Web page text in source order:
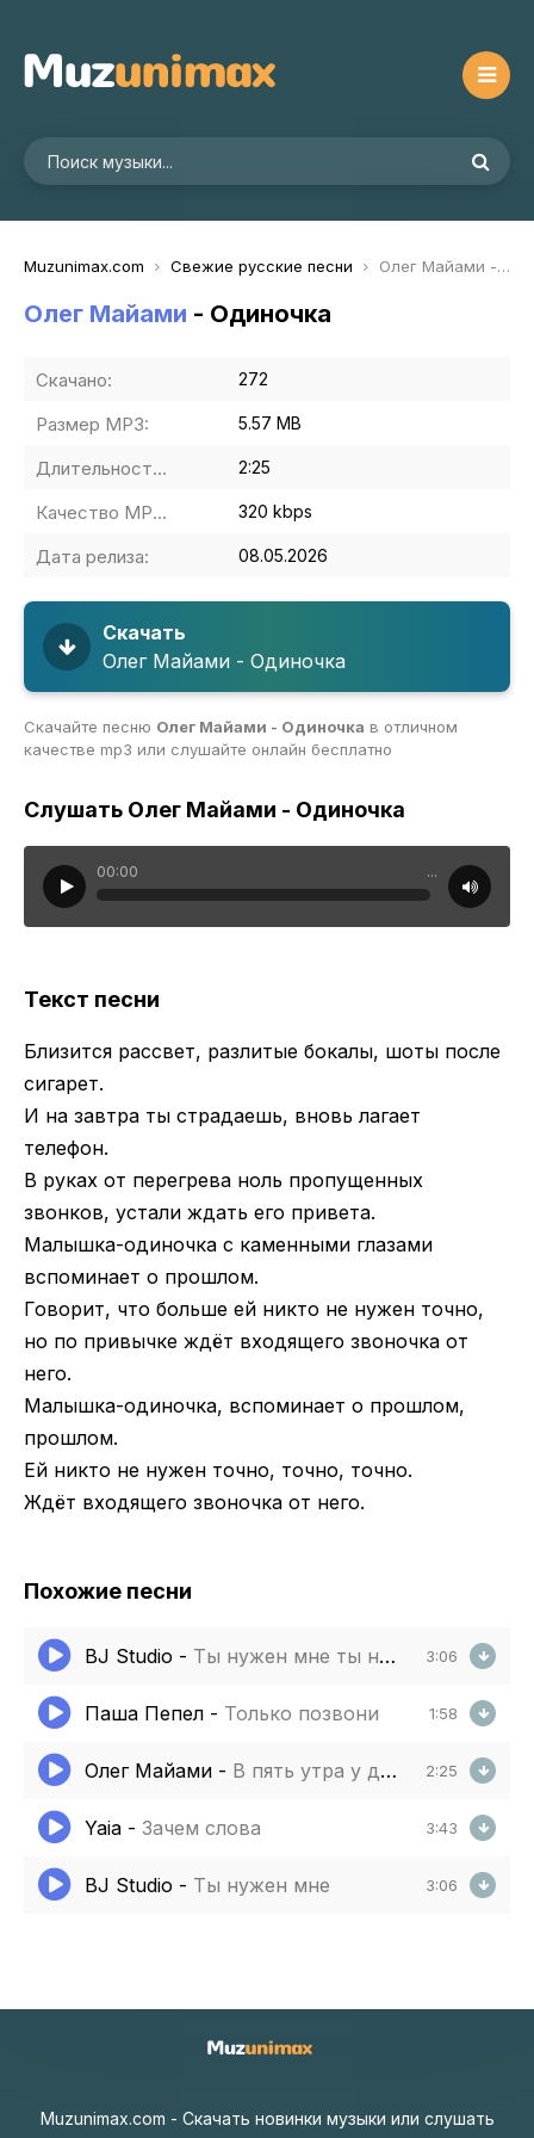
Muzunimax.com Свежие русские песни Олег Майами - Одиночка
Олег Майами - Одиночка
Скачано: 272
Размер MP3: 5.57 MB
Длительность MP3: 2:25
Качество MP3: 320 kbps
Дата релиза: 08.05.2026
Скачать
Олег Майами - Одиночка
Скачайте песню Олег Майами - Одиночка в отличном
качестве mp3 или слушайте онлайн бесплатно
Слушать Олег Майами - Одиночка
00:00 ...
Текст песни
Близится рассвет, разлитые бокалы, шоты после
сигарет.
И на завтра ты страдаешь, вновь лагает
телефон.
В руках от перегрева ноль пропущенных
звонков, устали ждать его привета.
Малышка-одиночка с каменными глазами
вспоминает о прошлом.
Говорит, что больше ей никто не нужен точно,
но по привычке ждёт входящего звоночка от
него.
Малышка-одиночка, вспоминает о прошлом,
прошлом.
Ей никто не нужен точно, точно, точно.
Ждёт входящего звоночка от него.
Похожие песни
BJ Studio - Ты нужен мне ты нужен мне 3:06
Паша Пепел - Только позвони 1:58
Олег Майами - В пять утра у дома твоего с десятками этажей 2:25
Yaia - Зачем слова 3:43
BJ Studio - Ты нужен мне 3:06
Muzunimax.com - Скачать новинки музыки или слушать